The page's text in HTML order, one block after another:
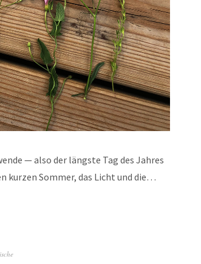
— also der läng­ste Tag des Jahres
kurzen Som­mer, das Licht und die…